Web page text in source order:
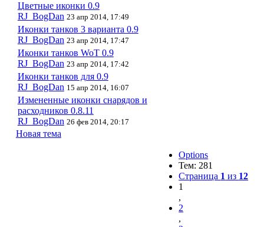
Цветные иконки 0.9
RJ_BogDan 23 апр 2014, 17:49
Иконки танков 3 варианта 0.9
RJ_BogDan 23 апр 2014, 17:47
Иконки танков WoT 0.9
RJ_BogDan 23 апр 2014, 17:42
Иконки танков для 0.9
RJ_BogDan 15 апр 2014, 16:07
Измененные иконки снарядов и
расходников 0.8.11
RJ_BogDan 26 фев 2014, 20:17
Новая тема
Options
Тем: 281
Страница 1 из 12
1
,
2
,